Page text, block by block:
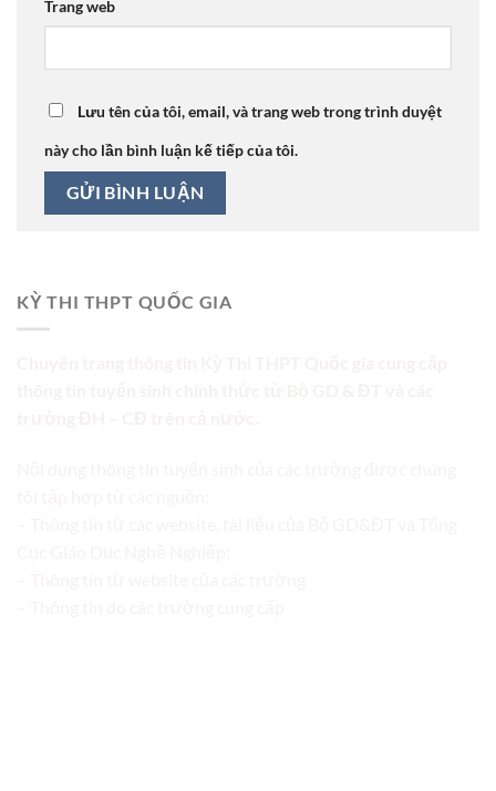
Trang web
Lưu tên của tôi, email, và trang web trong trình duyệt
này cho lần bình luận kế tiếp của tôi.
KỲ THI THPT QUỐC GIA